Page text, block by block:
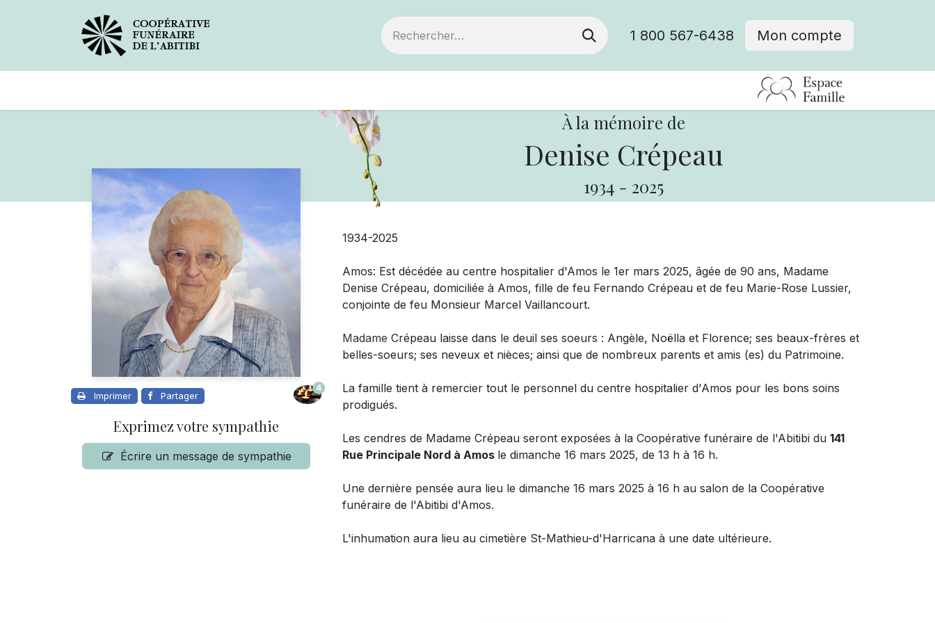
1 800 567-6438 Mon compte
À la mémoire de
Denise Crépeau
1934 - 2025
Imprimer Partager
4
Exprimez votre sympathie
Écrire un message de sympathie
1934-2025
Amos: Est décédée au centre hospitalier d'Amos le 1er mars 2025, âgée de 90 ans, Madame
Denise Crépeau, domiciliée à Amos, fille de feu Fernando Crépeau et de feu Marie-Rose Lussier,
conjointe de feu Monsieur Marcel Vaillancourt.
Madame Crépeau laisse dans le deuil ses soeurs : Angèle, Noëlla et Florence; ses beaux-frères et
belles-soeurs; ses neveux et nièces; ainsi que de nombreux parents et amis (es) du Patrimoine.
La famille tient à remercier tout le personnel du centre hospitalier d'Amos pour les bons soins
prodigués.
Les cendres de Madame Crépeau seront exposées à la Coopérative funéraire de l'Abitibi du 141
Rue Principale Nord à Amos le dimanche 16 mars 2025, de 13 h à 16 h.
Une dernière pensée aura lieu le dimanche 16 mars 2025 à 16 h au salon de la Coopérative
funéraire de l'Abitibi d'Amos.
L'inhumation aura lieu au cimetière St-Mathieu-d'Harricana à une date ultérieure.